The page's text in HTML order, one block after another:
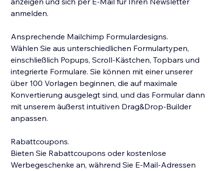
anmelden.
Ansprechende Mailchimp Formulardesigns.
Wählen Sie aus unterschiedlichen Formulartypen,
einschließlich Popups, Scroll-Kästchen, Topbars und
integrierte Formulare. Sie können mit einer unserer
über 100 Vorlagen beginnen, die auf maximale
Konvertierung ausgelegt sind, und das Formular dann
mit unserem äußerst intuitiven Drag&Drop-Builder
anpassen.
Rabattcoupons.
Bieten Sie Rabattcoupons oder kostenlose
Werbegeschenke an, während Sie E-Mail-Adressen